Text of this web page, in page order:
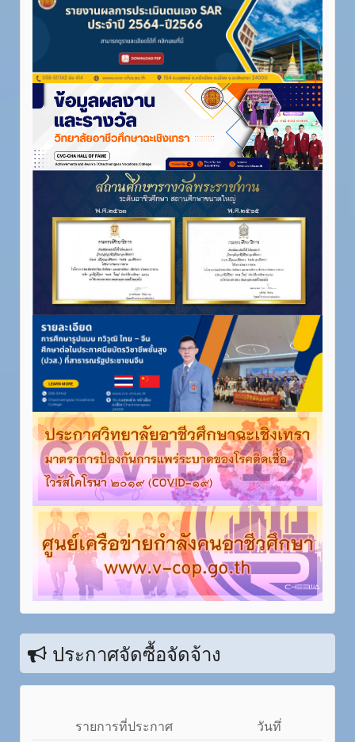
ประกาศจัดซื้อจัดจ้าง
รายการที่ประกาศ
วันทึ่